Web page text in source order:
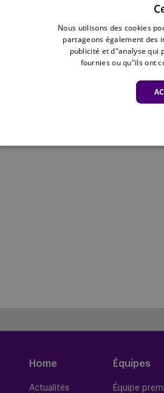
Home
Actualités
Équipes
Équipe
Nous utilisons des cookies
partageons également des
publicité et d"analyse qui
fournies ou qu"ils ont